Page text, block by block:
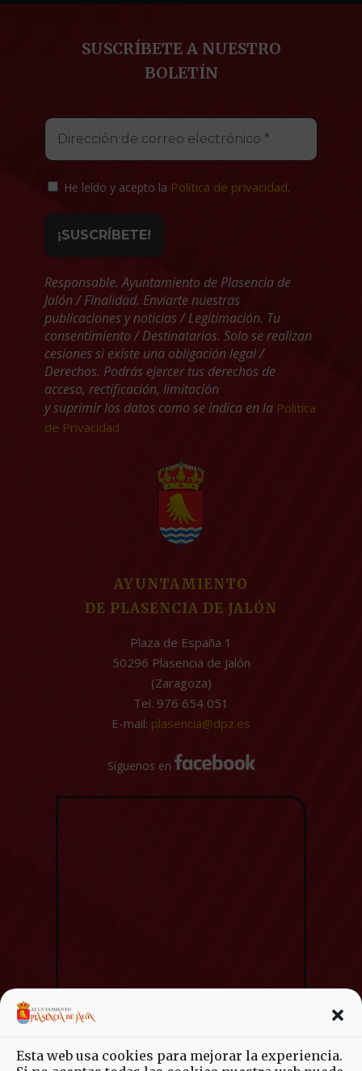
Esta web usa cookies para mejorar la experiencia.
SUSCRÍBETE A NUESTRO
BOLETÍN
He leído y acepto la Política de privacidad.
Responsable. Ayuntamiento de Plasencia de
Jalón / Finalidad. Enviarte nuestras
publicaciones y noticias / Legitimación. Tu
consentimiento / Destinatarios. Solo se realizan
cesiones si existe una obligación legal /
Derechos. Podrás ejercer tus derechos de
acceso, rectificación, limitación
y suprimir los datos como se indica en la Política
de Privacidad
AYUNTAMIENTO
DE PLASENCIA DE JALÓN
Plaza de España 1
50296 Plasencia de Jalón
(Zaragoza)
Tel. 976 654 051
E-mail: plasencia@dpz.es
Síguenos en